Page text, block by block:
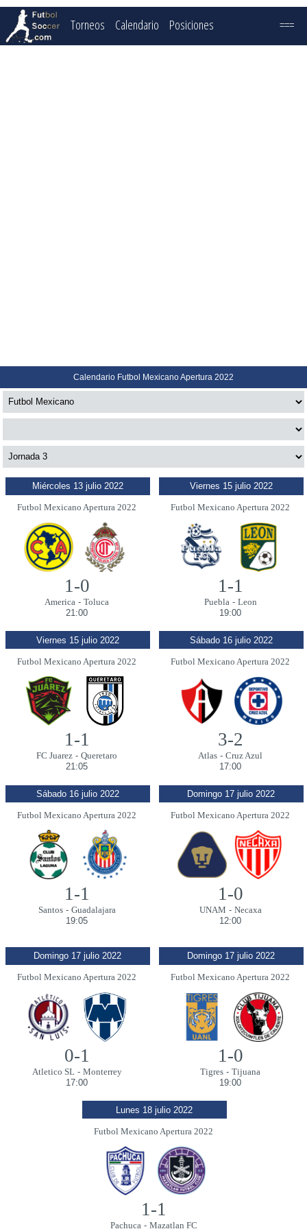
Torneos Calendario Posiciones ===
Calendario Futbol Mexicano Apertura 2022
Miércoles 13 julio 2022
Futbol Mexicano Apertura 2022
1-0
America - Toluca
21:00
Viernes 15 julio 2022
Futbol Mexicano Apertura 2022
1-1
Puebla - Leon
19:00
Viernes 15 julio 2022
Futbol Mexicano Apertura 2022
1-1
FC Juarez - Queretaro
21:05
Sábado 16 julio 2022
Futbol Mexicano Apertura 2022
3-2
Atlas - Cruz Azul
17:00
Sábado 16 julio 2022
Futbol Mexicano Apertura 2022
1-1
Santos- Guadalajara
19:05
Domingo 17 julio 2022
Futbol Mexicano Apertura 2022
1-0
UNAM - Necaxa
12:00
Domingo 17 julio 2022
Futbol Mexicano Apertura 2022
0-1
Atletico SL - Monterrey
17:00
Domingo 17 julio 2022
Futbol Mexicano Apertura 2022
1-0
Tigres - Tijuana
19:00
Lunes 18 julio 2022
Futbol Mexicano Apertura 2022
1-1
Pachuca- Mazatlan FC